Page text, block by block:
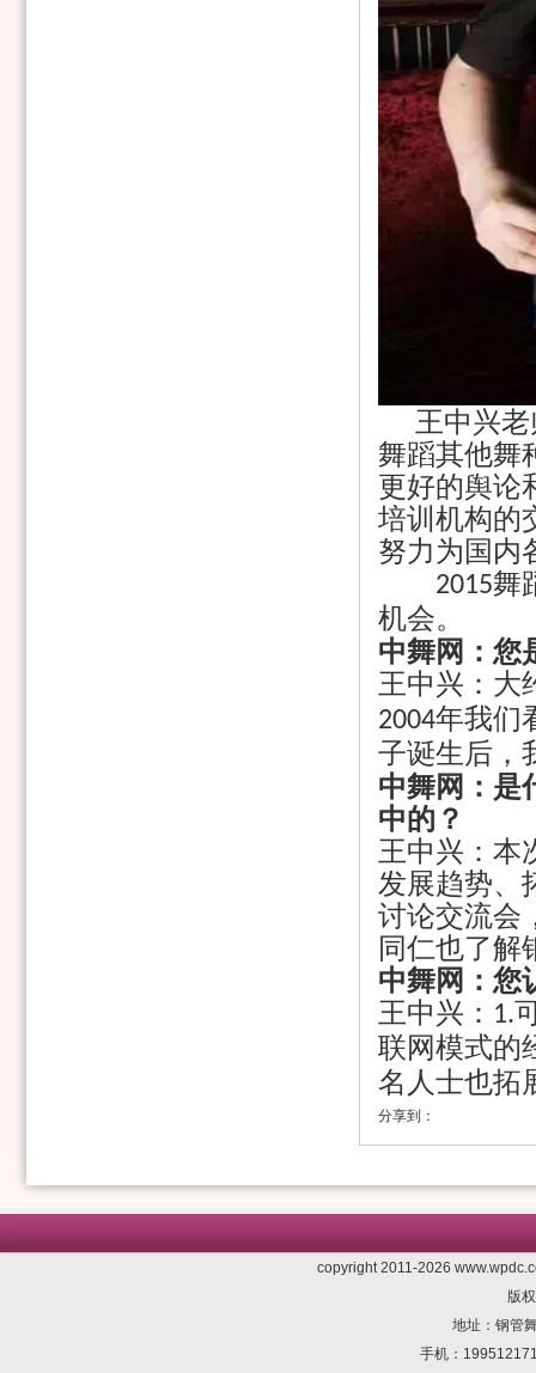
王中兴老
舞蹈其他舞
更好的舆论
培训机构的
努力为国内
2015舞
机会。
中舞网：您
王中兴：大
2004年我们
子诞生后，
中舞网：是
中的？
王中兴：本
发展趋势、
讨论交流会
同仁也了解
中舞网：您
王中兴： 1.
联网模式的
名人士也拓
分享到：
copyright 2011-2026
版
地址：钢管
手机：